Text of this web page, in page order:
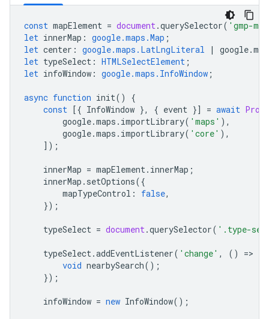
const mapElement = document.querySelector( 'gmp-
let innerMap : google.maps.Map ;
let center : google.maps.LatLngLiteral | google.
let typeSelect : HTMLSelectElement ;
let infoWindow : google.maps.InfoWindow ;
async function init()
{
const [{ InfoWindow }, { event }] = await
google.maps . importLibrary( 'maps' ),
google.maps . importLibrary( 'core' ),
]);
innerMap = mapElement. innerMap ;
innerMap . setOptions({
mapTypeControl : false,
});
typeSelect = document.querySelector( '.type-
typeSelect.addEventListener( 'change' , () =>
void nearbySearch();
});
infoWindow = new InfoWindow();